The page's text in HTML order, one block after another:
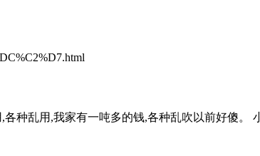
种乱用,我家有一吨多的钱,各种乱吹以前好傻。